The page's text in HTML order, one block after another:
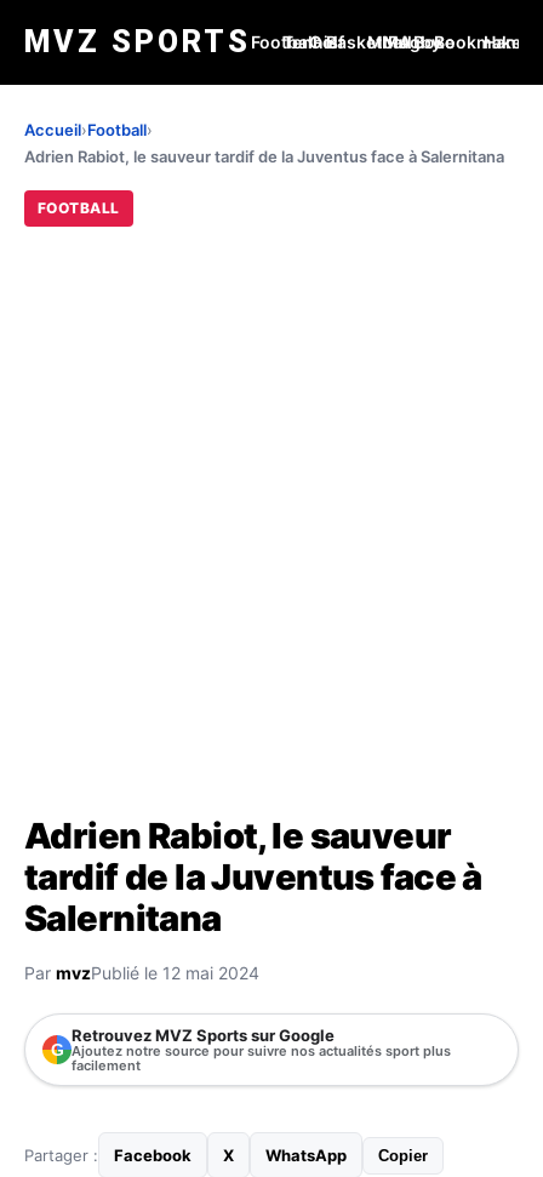
MVZ SPORTS Football
Tennis
GolfBasketball
MMARugby
BoxeBookmakers
Accueil›Football›
Adrien Rabiot, le sauveur tardif de la Juventus face à Salernitana
FOOTBALL
Adrien Rabiot, le sauveur
tardif de la Juventus face à
Salernitana
Par mvzPublié le 12 mai 2024
G
Retrouvez MVZ Sports sur Google
Ajoutez notre source pour suivre nos actualités sport plus
facilement
Partager : Facebook X WhatsApp Copier